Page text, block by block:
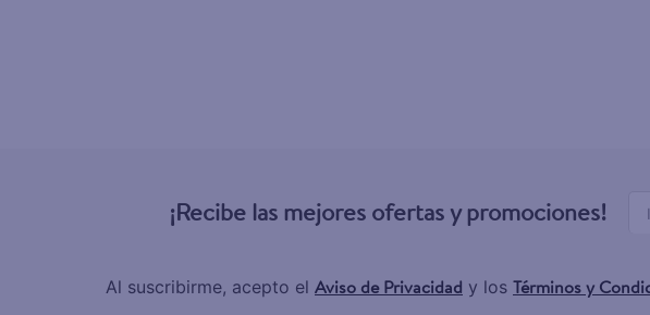
¡Recibe las mejores ofertas y promociones!
Al suscribirme, acepto el Aviso de Privacidad y los Términos y